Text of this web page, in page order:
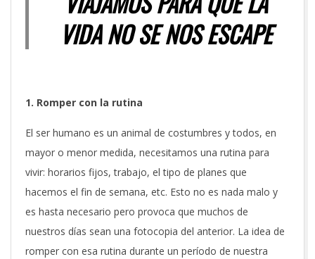
VIDA NO SE NOS ESCAPE
1. Romper con la rutina
El ser humano es un animal de costumbres y todos, en
mayor o menor medida, necesitamos una rutina para
vivir: horarios fijos, trabajo, el tipo de planes que
hacemos el fin de semana, etc. Esto no es nada malo y
es hasta necesario pero provoca que muchos de
nuestros días sean una fotocopia del anterior. La idea de
romper con esa rutina durante un período de nuestra